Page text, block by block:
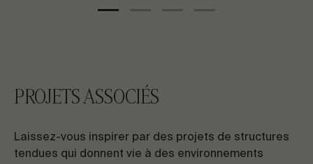
PROJETS ASSOCIÉS
Laissez-vous inspirer par des projets de structures
tendues qui donnent vie à des environnements